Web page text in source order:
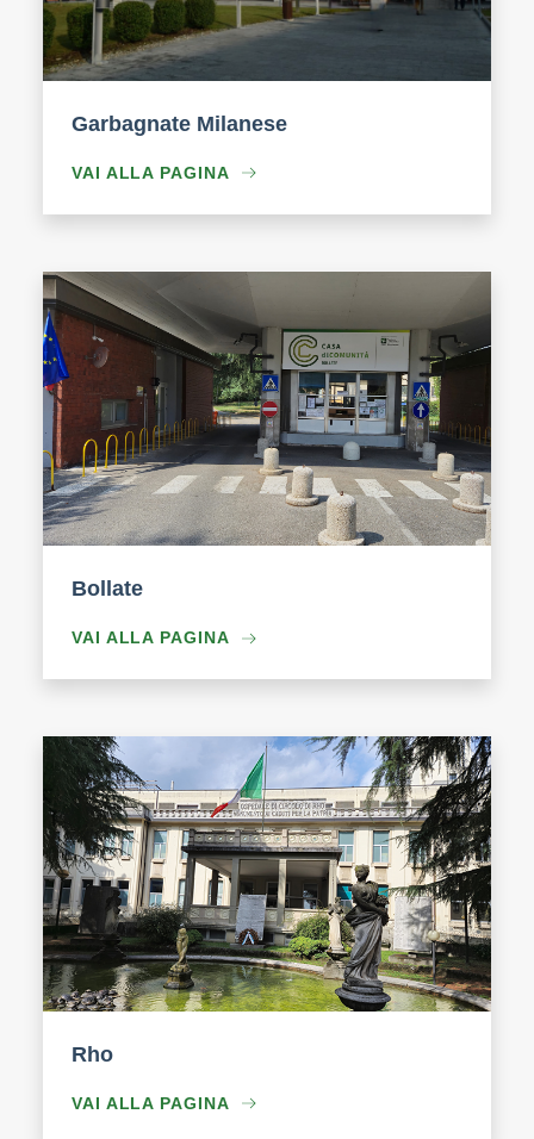
Garbagnate Milanese
VAI ALLA PAGINA
Bollate
VAI ALLA PAGINA
Rho
VAI ALLA PAGINA